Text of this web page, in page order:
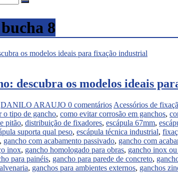
8
descubra os modelos ideais
DANILO ARAUJO 0 comentários Acessórios de
o tipo de gancho, como evitar corrosão em ganchos,
pitão, distribuição de fixadores, escápula 67mm,
suporta qual peso, escápula técnica industrial,
, gancho com acabamento passivado, gancho com
inox, gancho homologado para obras, gancho inox
para painéis, gancho para parede de concreto,
, ganchos para ambientes externos, ganchos